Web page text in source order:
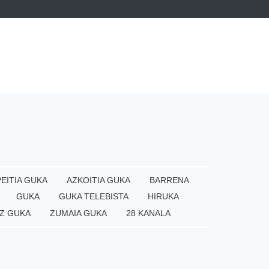
GUKA AZKOITIA GUKA
BARRENA
GUKA
GUKA TELEBISTA
HIRUKA
GUKA
ZUMAIA GUKA 28 KANALA